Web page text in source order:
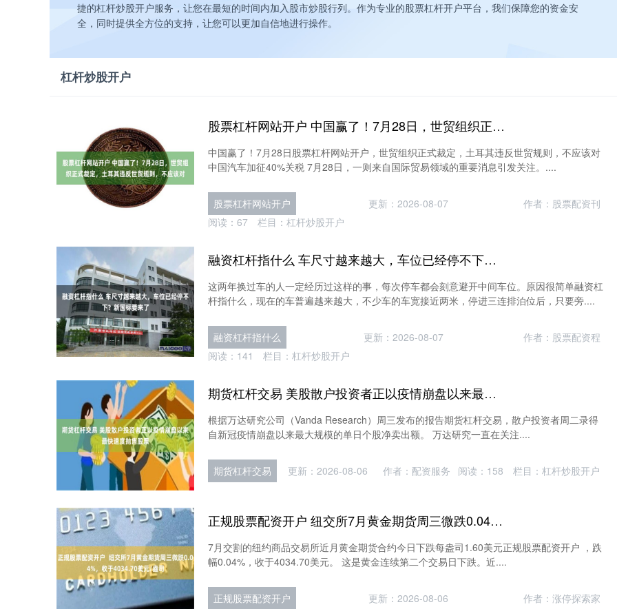
捷的杠杆炒股开户服务，让您在最短的时间内加入股市炒股行列。作为专业的股票杠杆开户平台，我们保障您的资金安
全，同时提供全方位的支持，让您可以更加自信地进行操作。
杠杆炒股开户
股票杠杆网站开户 中国赢了！7月28日，世贸组织正式裁定，土耳其违反世贸规则，不应该对
中国赢了！7月28日股票杠杆网站开户，世贸组织正式裁定，土耳其违反世贸规则，不应该对
中国汽车加征40%关税 7月28日，一则来自国际贸易领域的重要消息引发关注。....
股票杠杆网站开户 更新：2026-08-07
作者：股票配资刊
阅读： 67 栏目： 杠杆炒股开户
融资杠杆指什么 车尺寸越来越大，车位已经停不下？新国标要来了
这两年换过车的人一定经历过这样的事，每次停车都会刻意避开中间车位。原因很简单融资杠
杆指什么，现在的车普遍越来越大，不少车的车宽接近两米，停进三连排泊位后，只要旁....
融资杠杆指什么 更新：2026-08-07
作者：股票配资程
阅读： 141 栏目： 杠杆炒股开户
期货杠杆交易 美股散户投资者正以疫情崩盘以来最快速度抛售股票
根据万达研究公司（Vanda Research）周三发布的报告期货杠杆交易，散户投资者周二录得
自新冠疫情崩盘以来最大规模的单日个股净卖出额。 万达研究一直在关注....
期货杠杆交易 更新：2026-08-06 作者：配资服务 阅读： 158 栏目： 杠杆炒股开户
正规股票配资开户 纽交所7月黄金期货周三微跌0.04%，收于4034.70美元/盎司
7月交割的纽约商品交易所近月黄金期货合约今日下跌每盎司1.60美元正规股票配资开户 ，跌
幅0.04%，收于4034.70美元。 这是黄金连续第二个交易日下跌。近....
正规股票配资开户 更新：2026-08-06
作者：涨停探索家